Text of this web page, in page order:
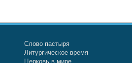
Слово пастыря
Литургическое время
Церковь в мире